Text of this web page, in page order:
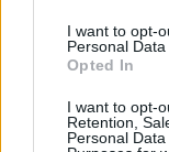
I want to opt-
Personal Data
Opted In
I want to opt-
Retention,
Personal
μέρες